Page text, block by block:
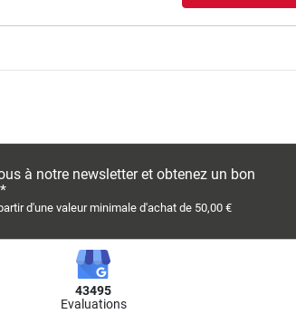
à notre newsletter et obtenez un bon
d'une valeur minimale d'achat de 50,00 €
43495
Evaluations